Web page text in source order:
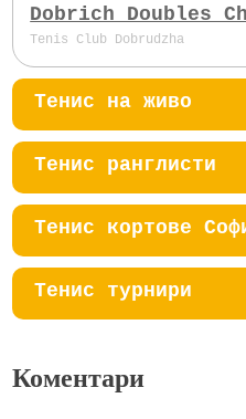
Dobrich Doubles
Tenis Club Dobrudzha
Тенис на живо
Тенис ранглисти
Тенис кортове
Тенис турнири
Коментари